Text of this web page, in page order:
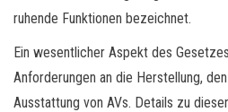
ruhende Funktionen bezeichnet.
Ein wesentlicher Aspekt des
Anforderungen an die Herstellung,
Ausstattung von AVs. Details zu